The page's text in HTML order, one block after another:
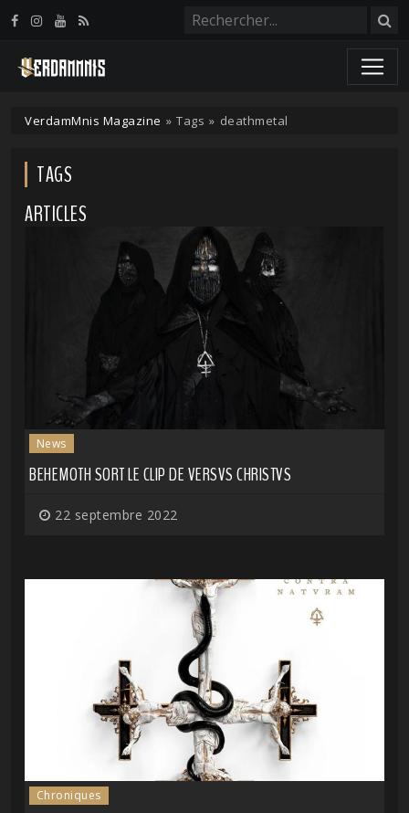
VerdamMnis Magazine » Tags » deathmetal
TAGS
ARTICLES
News
BEHEMOTH SORT LE CLIP DE VERSVS CHRISTVS
22 septembre 2022
Chroniques
Panneau de gestion des cookies